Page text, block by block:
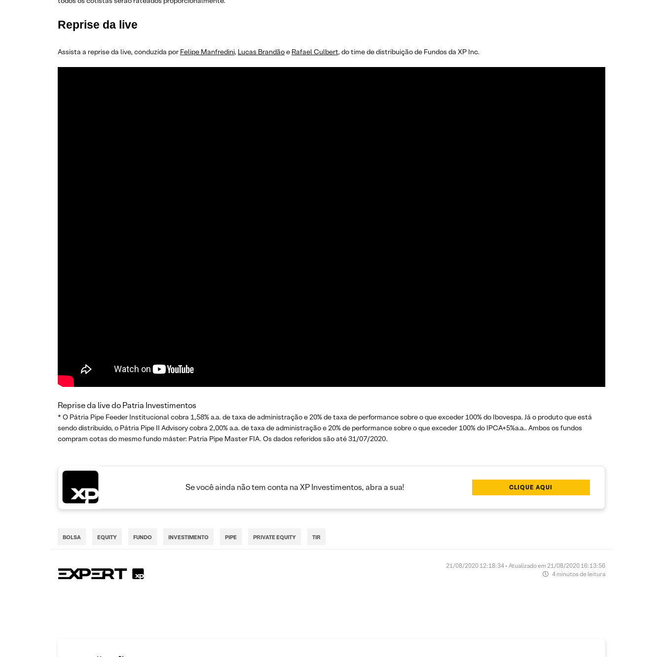
Reprise da live
Assista a reprise da live, conduzida por Felipe Manfredini, Lucas Brandãoe Rafael Culbert, do time de distribuição de Fundos da XP Inc.
Reprise da live do Patria Investimentos
* O Pátria Pipe Feeder Institucional cobra 1,58% a.a. de taxa de administração e 20% de taxa de performance sobre o que exceder 100% do Ibovespa. Já o produto que está
sendo distribuído, o Pátria Pipe II Advisory cobra 2,00% a.a. de taxa de administração e 20% de performance sobre o que exceder 100% do IPCA+5%a.a.. Ambos os fundos
compram cotas do mesmo fundo máster: Patria Pipe Master FIA. Os dados referidos são até 31/07/2020.
Se você ainda não tem conta na XP Investimentos, abra a sua! CLIQUE AQUI
BOLSA EQUITY FUNDO INVESTIMENTO PIPE PRIVATE EQUITY TIR
21/08/2020 12:18:34 • Atualizado em 21/08/2020 16:13:56
4 minutos de leitura